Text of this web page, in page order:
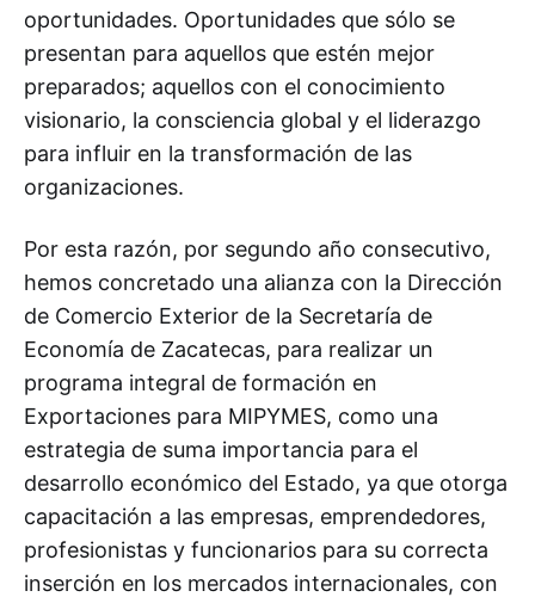
oportunidades. Oportunidades que sólo se
presentan para aquellos que estén mejor
preparados; aquellos con el conocimiento
visionario, la consciencia global y el liderazgo
para influir en la transformación de las
organizaciones.
Por esta razón, por segundo año consecutivo,
hemos concretado una alianza con la Dirección
de Comercio Exterior de la Secretaría de
Economía de Zacatecas, para realizar un
programa integral de formación en
Exportaciones para MIPYMES, como una
estrategia de suma importancia para el
desarrollo económico del Estado, ya que otorga
capacitación a las empresas, emprendedores,
profesionistas y funcionarios para su correcta
inserción en los mercados internacionales, con